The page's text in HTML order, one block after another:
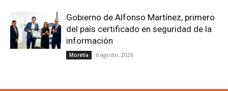
Gobierno de Alfonso Martínez, primero
del país certificado en seguridad de la
información
Morelia 6 agosto, 2026